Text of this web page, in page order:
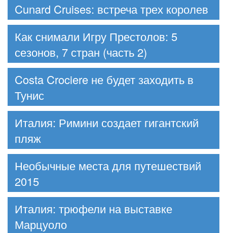
Cunard Cruises: встреча трех королев
Как снимали Игру Престолов: 5
сезонов, 7 стран (часть 2)
Costa Crociere не будет заходить в
Тунис
Италия: Римини создает гигантский
пляж
Необычные места для путешествий
2015
Италия: трюфели на выставке
Марцуоло